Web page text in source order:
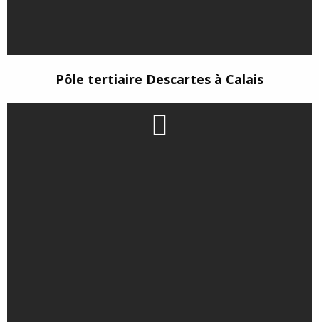
Pôle tertiaire Descartes à Calais